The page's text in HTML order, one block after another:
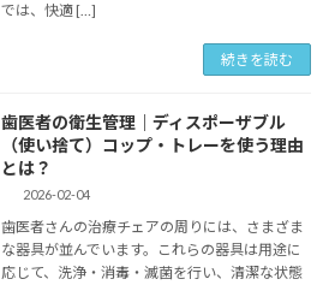
では、快適 […]
続きを読む
歯医者の衛生管理｜ディスポーザブル
（使い捨て）コップ・トレーを使う理由
とは？
2026-02-04
歯医者さんの治療チェアの周りには、さまざま
な器具が並んでいます。これらの器具は用途に
応じて、洗浄・消毒・滅菌を行い、清潔な状態